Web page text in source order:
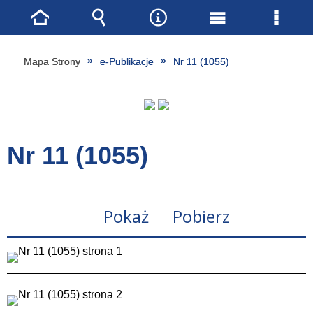
Mapa Strony e-Publikacje Nr 11 (1055)
Nr 11 (1055)
Pokaż Pobierz
Strona
główna
Wyszukiwarka
NarzędziaMenu
główne
Menu